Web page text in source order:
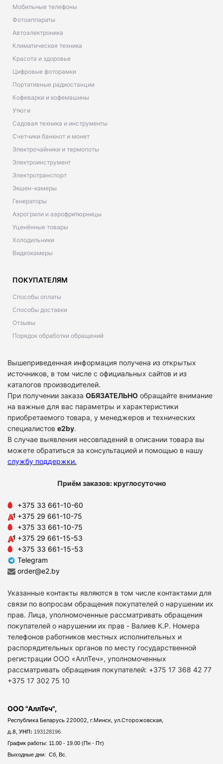
Мобильные телефоны
Фотоаппараты
Автоэлектроника
Климатическая техника
Красота и здоровье
Цифровые фоторамки
Портативные радиостанции
Кофеварки и кофемашины
Утюги
Садовая техника и инструменты
Счетчики банкнот и монет
Электрочайники и термопоты
Электроинструмент
Электротранспорт
Экшен-камеры
Генераторы
Аэрогрили и аэрофритюрницы
Уценённые товары
Холодильники
Видеокамеры
ПОКУПАТЕЛЯМ
Способы оплаты
Способы доставки
Отзывы
Порядок обработки обращений
Вышеприведенная информация получена из открытых
источников, в том числе с официальных сайтов и из
каталогов производителей.
При получении заказа ОБЯЗАТЕЛЬНО обращайте внимание
на важные для вас параметры и характеристики
приобретаемого товара, у менеджеров и технических
специалистов e2by.
В случае выявления несовпадений в описании товара вы
можете обратиться за консультацией и помощью в нашу
службу поддержки.
Приём заказов: круглосуточно
+375 33 661-10-60
+375 29 661-10-75
+375 33 661-10-75
+375 29 661-15-53
+375 33 661-15-53
Telegram
order@e2.by
Указанные контакты являются в том числе контактами для
связи по вопросам обращения покупателей о нарушении их
прав. Лица, уполномоченные рассматривать обращения
покупателей о нарушении их прав - Валиев К.Р. Номера
телефонов работников местных исполнительных и
распорядительных органов по месту государственной
регистрации ООО «АллТеч», уполномоченных
рассматривать обращения покупателей: +375 17 368 42 77
+375 17 302 75 10
ООО "АллТеч",
Республика Беларусь 220002, г.Минск, ул.Сторожовская,
д.8, УНП: 193128196.
График работы: 11.00 - 19.00 (Пн - Пт)
Выходные дни: Сб, Вс.